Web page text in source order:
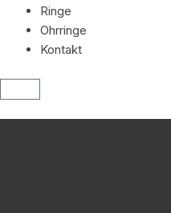
Ringe
Ohrringe
Kontakt